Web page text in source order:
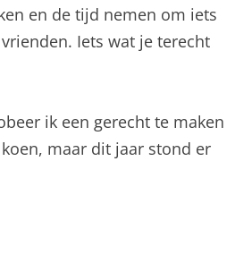
en de tijd nemen om iets
Iets wat je terecht
ik een gerecht te maken
maar dit jaar stond er